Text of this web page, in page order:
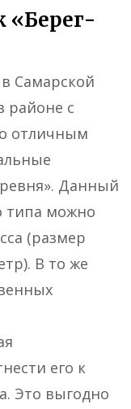
«Берег-
Самарской
районе с
отличным
Данный
типа можно
(размер
В то же
его к
Это выгодно